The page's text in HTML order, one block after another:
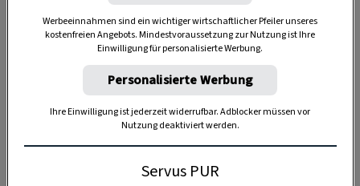
Werbeeinnahmen sind ein wichtiger wirtschaftlicher Pfeiler unseres
kostenfreien Angebots. Mindestvoraussetzung zur Nutzung ist Ihre
Einwilligung für personalisierte Werbung.
Personalisierte Werbung
Ihre Einwilligung ist jederzeit widerrufbar. Adblocker müssen vor
Nutzung deaktiviert werden.
Servus PUR